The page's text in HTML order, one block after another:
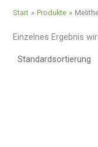
Start Produkte
Einzelnes Ergebnis